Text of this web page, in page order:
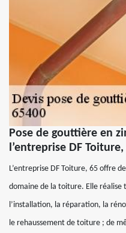
Pose de gouttière en
l’entreprise DF Toiture,
L’entreprise DF Toiture, 65 offre
domaine de la toiture. Elle
l’installation, la réparation, la
le rehaussement de toiture ; de